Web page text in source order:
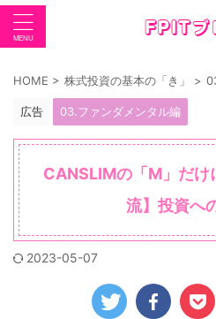
HOME > 株式投資の基本の「き」 >
広告 03.ファンダメンタル編
CANSLIMの「M」だけ
流】投資へ
2023-05-07